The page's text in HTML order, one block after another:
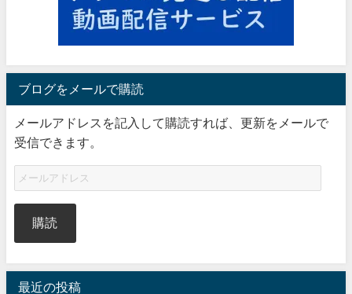
ブログをメールで購読
メールアドレスを記入して購読すれば、更新をメールで
受信できます。
購読
最近の投稿